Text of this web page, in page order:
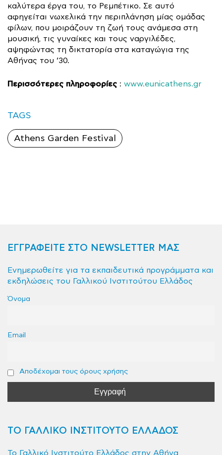
καλύτερα έργα του, το Ρεμπέτικο. Σε αυτό
αφηγείται νωχελικά την περιπλάνηση μίας ομάδας
φίλων, που μοιράζουν τη ζωή τους ανάμεσα στη
μουσική, τις γυναίκες και τους ναργιλέδες,
αψηφώντας τη δικτατορία στα καταγώγια της
Αθήνας του ’30.
Περισσότερες πληροφορίες : www.eunicathens.gr
TAGS
Athens Garden Festival
ΕΓΓΡΑΦΕΙΤΕ ΣΤΟ NEWSLETTER ΜΑΣ
Ενημερωθείτε για τα εκπαιδευτικά προγράμματα και
εκδηλώσεις του Γαλλικού Ινστιτούτου Ελλάδος
Όνομα
Email
Αποδέχομαι τους όρους χρήσης
ΤΟ ΓΑΛΛΙΚΟ ΙΝΣΤΙΤΟΥΤΟ ΕΛΛΑΔΟΣ
Το Γαλλικό Ινστιτούτο Ελλάδος στην Αθήνα